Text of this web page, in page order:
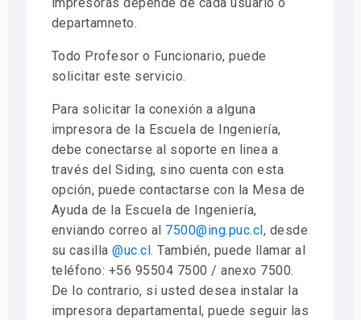
departamneto.
Todo Profesor o Funcionario, puede
solicitar este servicio.
Para solicitar la conexión a alguna
impresora de la Escuela de Ingeniería,
debe conectarse al soporte en linea a
través del Siding, sino cuenta con esta
opción, puede contactarse con la Mesa de
Ayuda de la Escuela de Ingeniería,
enviando correo al 7500@ing.puc.cl, desde
su casilla@uc.cl. También, puede llamar al
teléfono: +56 95504 7500 / anexo 7500.
De lo contrario, si usted desea instalar la
impresora departamental, puede seguir las